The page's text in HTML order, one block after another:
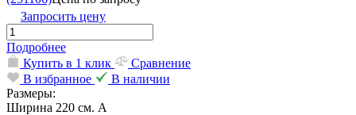
Запросить цену
Подробнее
Купить в 1 клик
Сравнение
В избранное
В наличии
Размеры:
Ширина 220 см. А